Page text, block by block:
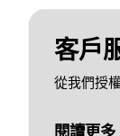
客戶
從我們授
閱讀更多